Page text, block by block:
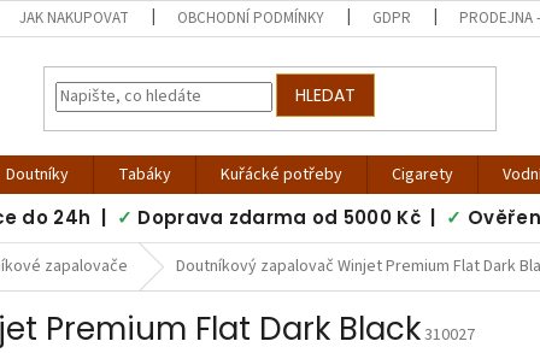
JAK NAKUPOVAT OBCHODNÍ PODMÍNKY GDPR PRODEJNA
HLEDAT
Doutníky Tabáky Kuřácké potřeby Cigarety
do 24h | ✓ Doprava zdarma od 5000 Kč | ✓
zapalovače Doutníkový zapalovač Winjet Premium Flat Dark
Premium Flat Dark Black310027